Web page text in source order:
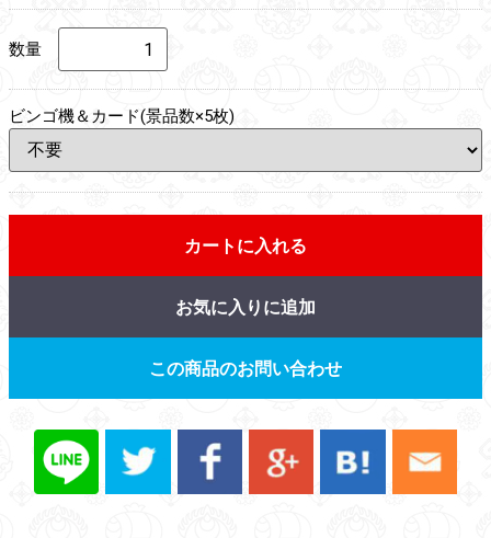
数量
ビンゴ機＆カード(景品数×5枚)
カートに入れる
お気に入りに追加
この商品のお問い合わせ